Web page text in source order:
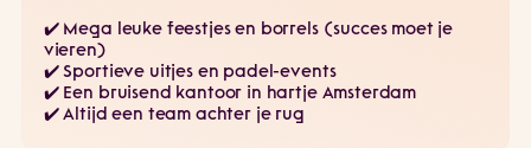
✔️ Mega leuke feestjes en borrels (succes moet je
vieren)
✔️ Sportieve uitjes en padel-events
✔️ Een bruisend kantoor in hartje Amsterdam
✔️ Altijd een team achter je rug